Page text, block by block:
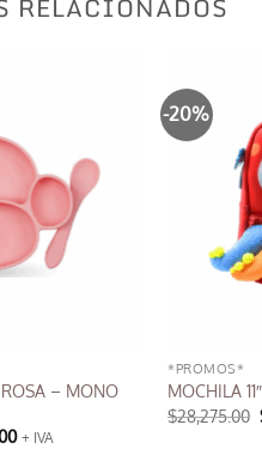
RELACIONADOS
– MONO
El+ IVA
-20%
*PROMOS*
MOCHILA
$28,275.00